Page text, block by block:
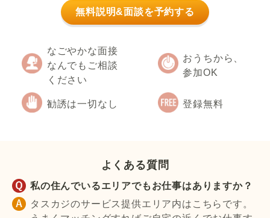
無料説明&面談を予約する
なごやかな面接
なんでもご相談
ください
おうちから、
参加OK
勧誘は一切なし 登録無料
よくある質問
私の住んでいるエリアでもお仕事はありますか？
タスカジのサービス提供エリア内はこちらです。